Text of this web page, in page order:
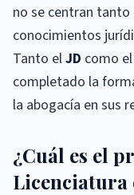
no se centran
conocimientos
Tanto elJD como
completado la
la abogacía en sus
¿Cuál es el
Licenciatura